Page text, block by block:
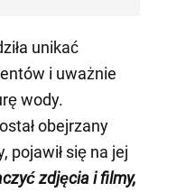
unikać
i uważnie
wody.
obejrzany
pojawił się na jej
zdjęcia i filmy,